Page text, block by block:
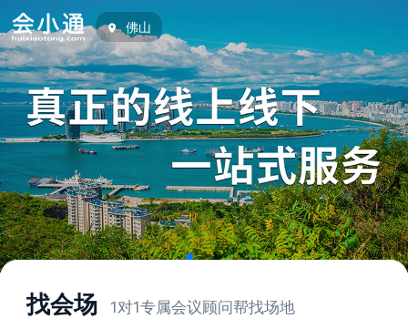
佛山
找会场 1对1专属会议顾问帮找场地